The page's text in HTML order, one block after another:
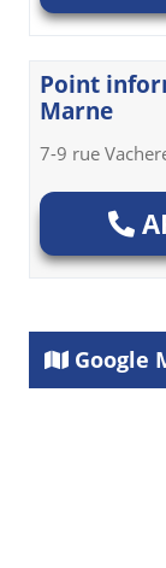
Point
Marne
7-9 rue
Google